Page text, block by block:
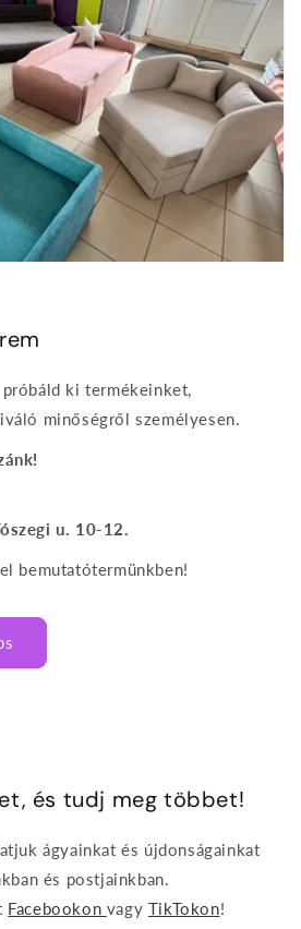
ki termékeinket,
minőségről személyesen.
u. 10-12.
bemutatótermünkben!
és tudj meg többet!
ágyainkat és újdonságainkat
és postjainkban.
Facebookon vagy TikTokon!